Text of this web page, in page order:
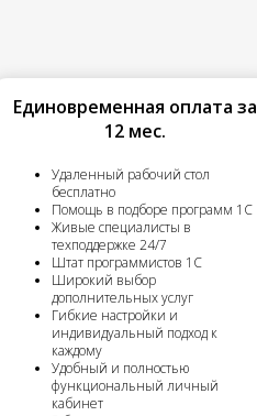
Единовременная оплата за
12 мес.
Удаленный рабочий стол
бесплатно
Помощь в подборе программ 1С
Живые специалисты в
техподдержке 24/7
Штат программистов 1С
Широкий выбор
дополнительных услуг
Гибкие настройки и
индивидуальный подход к
каждому
Удобный и полностью
функциональный личный
кабинет